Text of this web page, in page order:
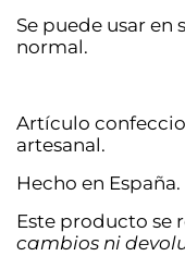
Se puede usar en
normal.
Artículo
artesanal.
Hecho en España.
Este producto se
cambios ni